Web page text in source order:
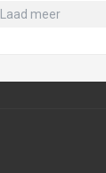
Laad meer